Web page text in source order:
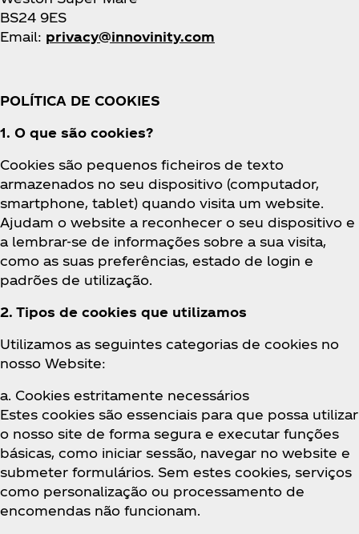
BS24 9ES
Email: privacy@innovinity.com
POLÍTICA DE COOKIES
1. O que são cookies?
Cookies são pequenos ficheiros de texto
armazenados no seu dispositivo (computador,
smartphone, tablet) quando visita um website.
Ajudam o website a reconhecer o seu dispositivo e
a lembrar-se de informações sobre a sua visita,
como as suas preferências, estado de login e
padrões de utilização.
2. Tipos de cookies que utilizamos
Utilizamos as seguintes categorias de cookies no
nosso Website:
a. Cookies estritamente necessários
Estes cookies são essenciais para que possa utilizar
o nosso site de forma segura e executar funções
básicas, como iniciar sessão, navegar no website e
submeter formulários. Sem estes cookies, serviços
como personalização ou processamento de
encomendas não funcionam.